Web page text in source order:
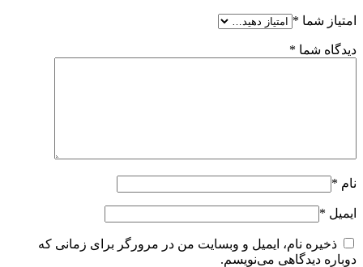
امتیاز شما *
دیدگاه شما *
نام *
ایمیل *
ذخیره نام، ایمیل و وبسایت من در مرورگر برای زمانی که
دوباره دیدگاهی می‌نویسم.